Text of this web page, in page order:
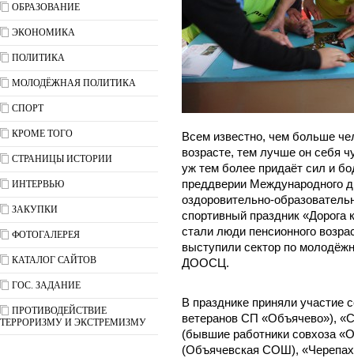
ОБРАЗОВАНИЕ
ЭКОНОМИКА
ПОЛИТИКА
МОЛОДЁЖНАЯ ПОЛИТИКА
СПОРТ
КРОМЕ ТОГО
СТРАНИЦЫ ИСТОРИИ
ИНТЕРВЬЮ
ЗАКУПКИ
ФОТОГАЛЕРЕЯ
КАТАЛОГ САЙТОВ
ГОС. ЗАДАНИЕ
ПРОТИВОДЕЙСТВИЕ
ТЕРРОРИЗМУ И ЭКСТРЕМИЗМУ
Всем известно, чем больше
возрасте, тем лучше он себя
уж тем более придаёт сил и
преддверии Международного
оздоровительно-
спортивный праздник «Дорога
стали люди пенсионного
выступили сектор по
ДООСЦ.
В празднике приняли участие
ветеранов СП «Объячево»),
(бывшие работники совхоза
(Объячевская СОШ),